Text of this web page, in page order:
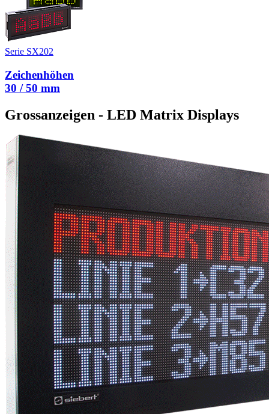
Serie SX202
Zeichenhöhen
30 / 50 mm
Grossanzeigen - LED Matrix Displays